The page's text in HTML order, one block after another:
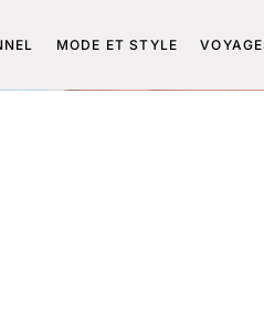
MODE ET STYLE